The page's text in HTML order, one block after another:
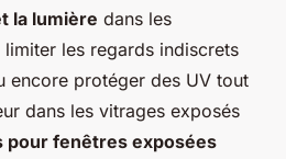
la lumière dans les
les regards indiscrets
encore protéger des UV tout
dans les vitrages exposés
pour fenêtres exposées